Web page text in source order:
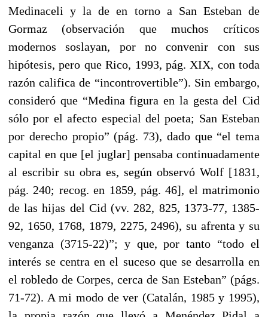
Medinaceli y la de en torno a San Esteban de
Gormaz (observación que muchos críticos
modernos soslayan, por no convenir con sus
hipótesis, pero que Rico, 1993, pág. XIX, con toda
razón califica de “incontrovertible”). Sin embargo,
consideró que “Medina figura en la gesta del Cid
sólo por el afecto especial del poeta; San Esteban
por derecho propio” (pág. 73), dado que “el tema
capital en que [el juglar] pensaba continuadamente
al escribir su obra es, según observó Wolf [1831,
pág. 240; recog. en 1859, pág. 46], el matrimonio
de las hijas del Cid (vv. 282, 825, 1373-77, 1385-
92, 1650, 1768, 1879, 2275, 2496), su afrenta y su
venganza (3715-22)”; y que, por tanto “todo el
interés se centra en el suceso que se desarrolla en
el robledo de Corpes, cerca de San Esteban” (págs.
71-72). A mi modo de ver (Catalán, 1985 y 1995),